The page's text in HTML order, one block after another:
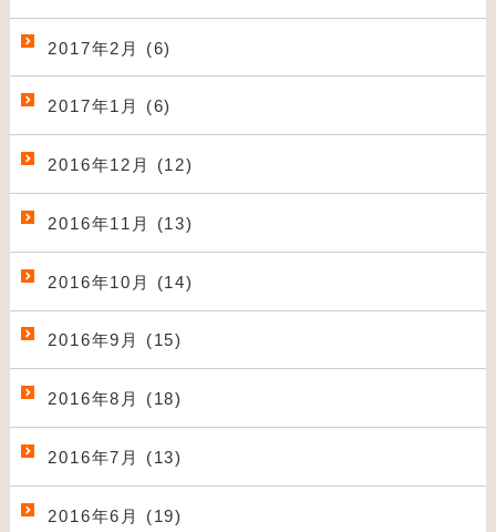
2017年2月 (6)
2017年1月 (6)
2016年12月 (12)
2016年11月 (13)
2016年10月 (14)
2016年9月 (15)
2016年8月 (18)
2016年7月 (13)
2016年6月 (19)